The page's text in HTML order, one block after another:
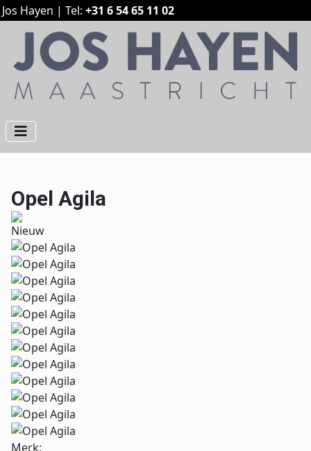
Jos Hayen | Tel: +31 6 54 65 11 02
Opel Agila
Merk: